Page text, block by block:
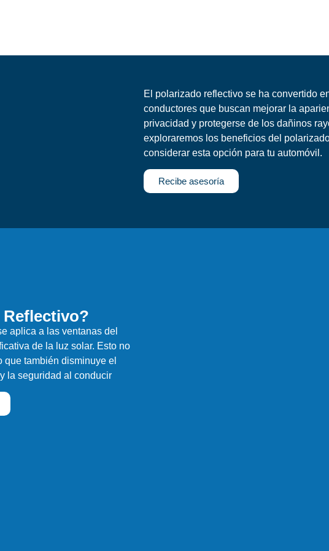
El polarizado reflectivo se ha convertido
conductores que buscan mejorar la
privacidad y protegerse de los dañinos
exploraremos los beneficios del
considerar esta opción para tu automóvil.
Recibe asesoría
Reflectivo?
aplica a las ventanas del
de la luz solar. Esto no
también disminuye el
la seguridad al conducir